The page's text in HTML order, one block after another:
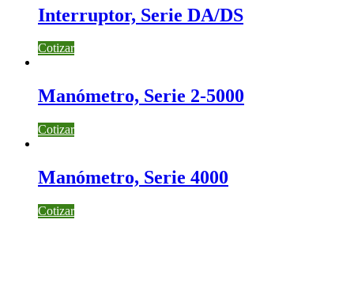
Interruptor, Serie DA/DS
Cotizar
Manómetro, Serie 2-5000
Cotizar
Manómetro, Serie 4000
Cotizar